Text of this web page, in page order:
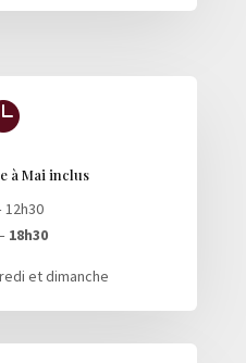
à Mai inclus
12h30
18h30
et dimanche